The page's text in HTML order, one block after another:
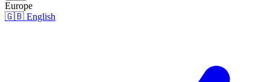
Europe
🇬🇧 English